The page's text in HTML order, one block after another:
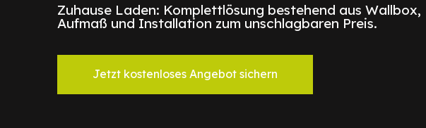
Zuhause Laden: Komplettlösung bestehend aus Wallbox,
Aufmaß und Installation zum unschlagbaren Preis.
Jetzt kostenloses Angebot sichern